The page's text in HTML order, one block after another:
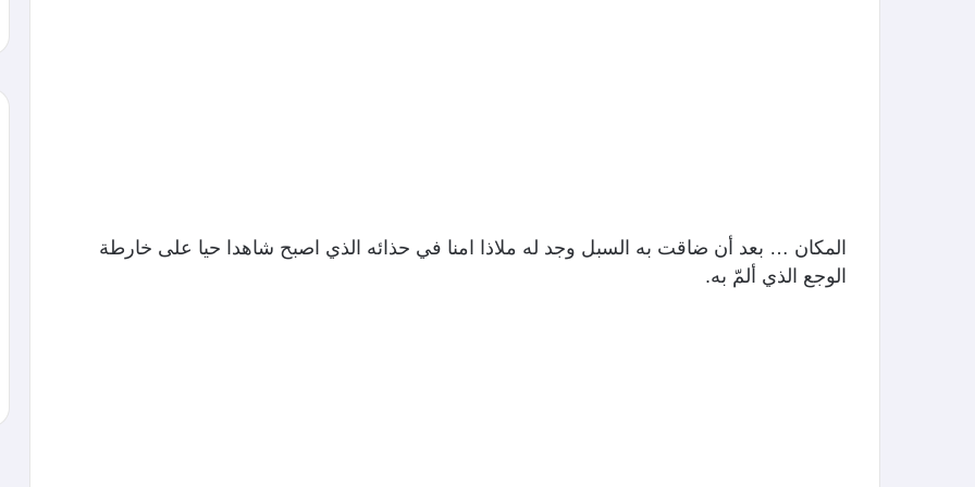
المكان … بعد أن ضاقت به السبل وجد له ملاذا امنا في حذائه الذي اصبح شاهدا حيا على خارطة
الوجع الذي ألمّ به.